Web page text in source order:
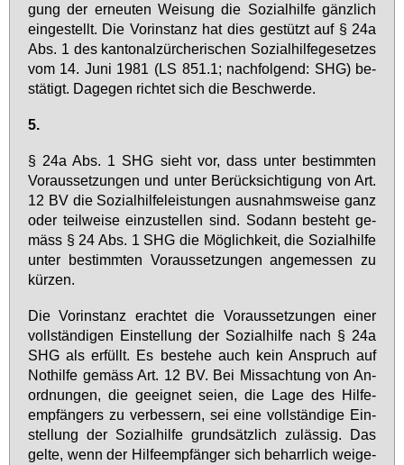
gung der er­neu­ten Wei­sung die So­zi­al­hil­fe gänz­lich
ein­ge­stellt. Die Vor­in­stanz hat dies ge­stützt auf § 24a
Abs. 1 des kan­to­nal­zür­che­ri­schen So­zi­al­hil­fe­ge­set­zes
vom 14. Ju­ni 1981 (LS 851.1; nach­fol­gend: SHG) be­
stä­tigt. Da­ge­gen rich­tet sich die Be­schwer­de.
5.
§ 24a Abs. 1 SHG sieht vor, dass un­ter be­stimm­ten
Vor­aus­set­zun­gen und un­ter Be­rück­sich­ti­gung von Art.
12 BV die So­zi­al­hil­fe­leis­tun­gen aus­nahms­wei­se ganz
oder teil­wei­se ein­zu­stel­len sind. So­dann be­steht ge­
mäss § 24 Abs. 1 SHG die Mög­lich­keit, die So­zi­al­hil­fe
un­ter be­stimm­ten Vor­aus­set­zun­gen an­ge­mes­sen zu
kür­zen.
Die Vor­in­stanz er­ach­tet die Vor­aus­set­zun­gen ei­ner
voll­stän­di­gen Ein­stel­lung der So­zi­al­hil­fe nach § 24a
SHG als er­füllt. Es be­ste­he auch kein An­spruch auf
Not­hil­fe ge­mäss Art. 12 BV. Bei Miss­ach­tung von An­
ord­nun­gen, die ge­eig­net sei­en, die La­ge des Hil­fe­
emp­fän­gers zu ver­bes­sern, sei ei­ne voll­stän­di­ge Ein­
stel­lung der So­zi­al­hil­fe grund­sätz­lich zu­läs­sig. Das
gel­te, wenn der Hil­fe­emp­fän­ger sich be­harr­lich wei­ge­